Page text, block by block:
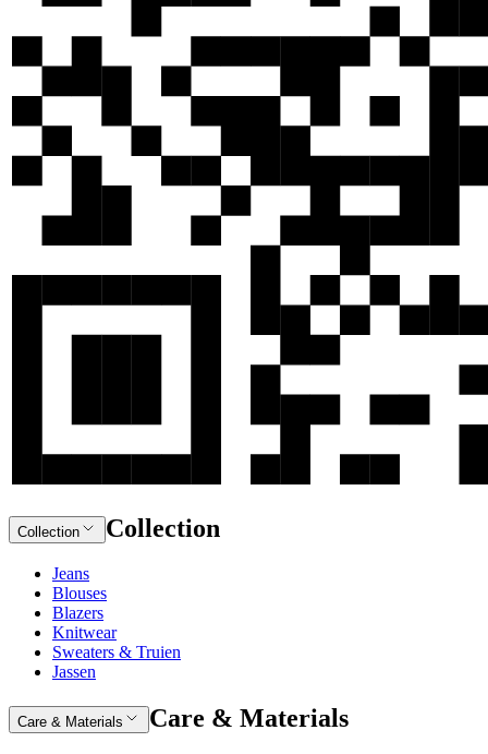
Collection Collection
Jeans
Blouses
Blazers
Knitwear
Sweaters & Truien
Jassen
Care & Materials Care & Materials